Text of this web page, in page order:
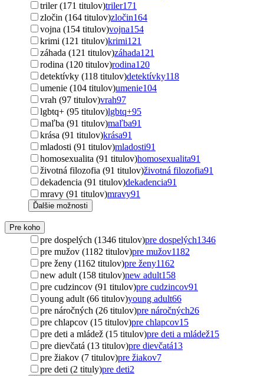
triler (171 titulov)triler171
zločin (164 titulov)zločin164
vojna (154 titulov)vojna154
krimi (121 titulov)krimi121
záhada (121 titulov)záhada121
rodina (120 titulov)rodina120
detektívky (118 titulov)detektívky118
umenie (104 titulov)umenie104
vrah (97 titulov)vrah97
lgbtq+ (95 titulov)lgbtq+95
maľba (91 titulov)maľba91
krása (91 titulov)krása91
mladosti (91 titulov)mladosti91
homosexualita (91 titulov)homosexualita91
životná filozofia (91 titulov)životná filozofia91
dekadencia (91 titulov)dekadencia91
mravy (91 titulov)mravy91
Ďalšie možnosti
Pre koho
pre dospelých (1346 titulov)pre dospelých1346
pre mužov (1182 titulov)pre mužov1182
pre ženy (1162 titulov)pre ženy1162
new adult (158 titulov)new adult158
pre cudzincov (91 titulov)pre cudzincov91
young adult (66 titulov)young adult66
pre náročných (26 titulov)pre náročných26
pre chlapcov (15 titulov)pre chlapcov15
pre deti a mládež (15 titulov)pre deti a mládež15
pre dievčatá (13 titulov)pre dievčatá13
pre žiakov (7 titulov)pre žiakov7
pre deti (2 tituly)pre deti2